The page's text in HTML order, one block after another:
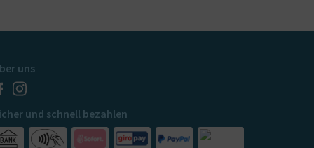
uns
und schnell bezahlen